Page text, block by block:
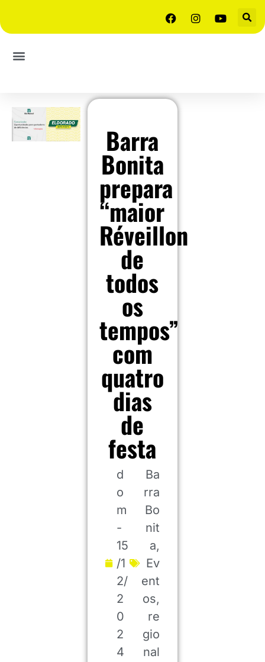
Barra
Bonita
prepara
“maior
Réveillon
de
todos
os
tempos”
com
quatro
dias
de
festa
d
o
m
-
15
/1
2/
2
0
2
4
Ba
rra
Bo
nit
a,
Ev
ent
os,
re
gio
nal